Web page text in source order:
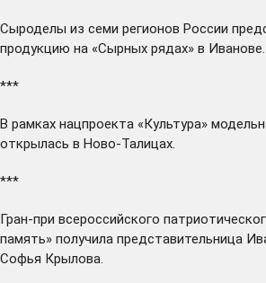
Сыроделы из семи регионов России
продукцию на «Сырных рядах» в Иванове.
***
В рамках нацпроекта «Культура»
открылась в Ново-Талицах.
***
Гран-при всероссийского
память» получила представительница
Софья Крылова.